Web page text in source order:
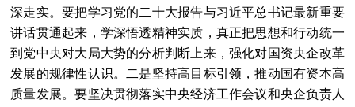
深走实。要把学习党的二十大报告与习近平总书记最新重要
讲话贯通起来，学深悟透精神实质，真正把思想和行动统一
到党中央对大局大势的分析判断上来，强化对国资央企改革
发展的规律性认识。二是坚持高目标引领，推动国有资本高
质量发展。要坚决贯彻落实中央经济工作会议和央企负责人